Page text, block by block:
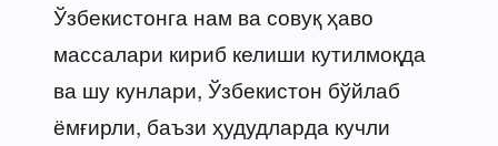
Ўзбекистонга нам ва совуқ ҳаво
массалари кириб келиши кутилмоқда
ва шу кунлари, Ўзбекистон бўйлаб
ёмғирли, баъзи ҳудудларда кучли